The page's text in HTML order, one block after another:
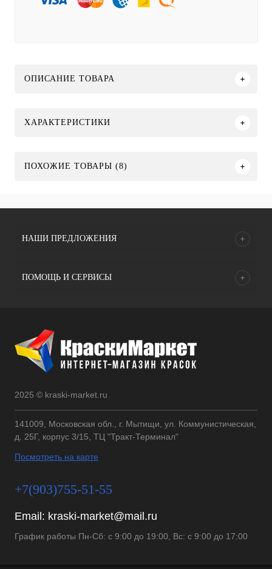
ОПИСАНИЕ ТОВАРА
ХАРАКТЕРИСТИКИ
ПОХОЖИЕ ТОВАРЫ (8)
НАШИ ПРЕДЛОЖЕНИЯ
ПОМОЩЬ И СЕРВИСЫ
2025 © kraski-market.ru
141009, Московская обл., г. Мытищи, ул. Коммунистическая,
д. 25Г, корпус 3/15, ТЦ "Тракт-Терминал"
Посмотреть на карте
+7(903)755-51-55
Email: kraski-market@mail.ru
График работы Пн-Сб: с 9:00 до 19:00, Вс: с 9:00 до 17:00